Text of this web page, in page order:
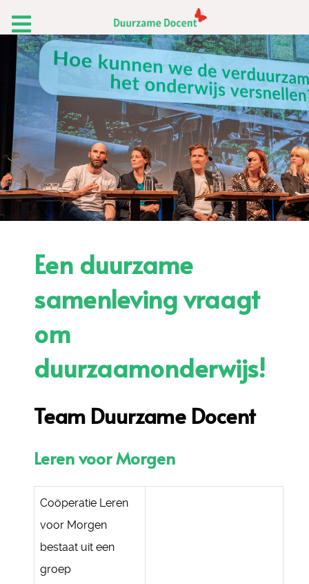
Een duurzame
samenleving vraagt
om
duurzaamonderwijs!
Team Duurzame Docent
Leren voor Morgen
Coöperatie Leren
voor Morgen
bestaat uit een
groep